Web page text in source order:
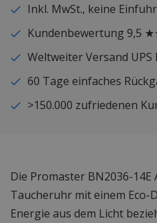
Inkl. MwSt., keine
Kundenbewertung 9,5
Weltweiter Versand UPS
60 Tage einfaches
>150.000 zufriedenen
Die Promaster BN2036-14E
Taucheruhr mit einem Eco-
Energie aus dem Licht